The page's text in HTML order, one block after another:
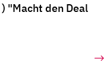
"Macht den Deal